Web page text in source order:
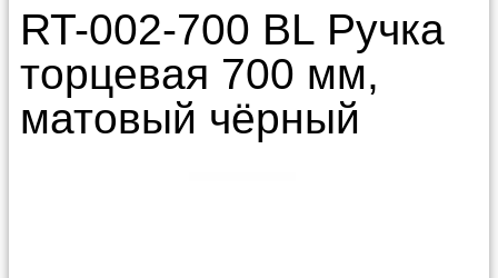
RT-002-700 BL Ручка
торцевая 700 мм,
матовый чёрный